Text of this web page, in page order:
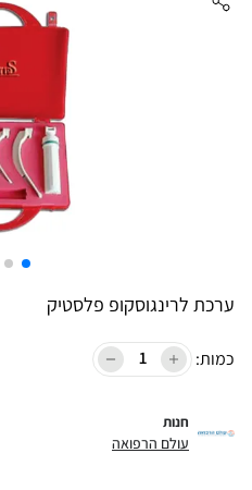
ערכת לרינגוסקופ פלסטיק
כמות:
חנות
עולם הרפואה